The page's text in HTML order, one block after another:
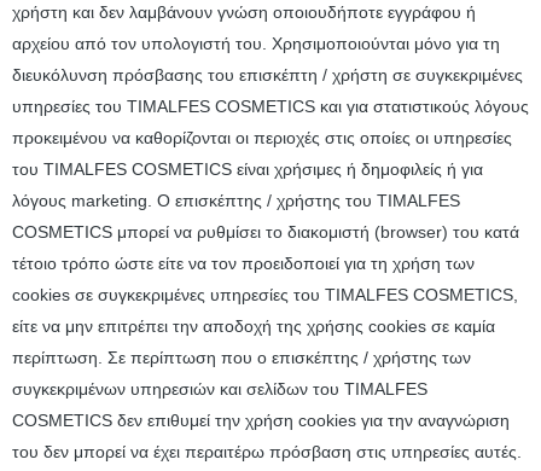
χρήστη και δεν λαμβάνουν γνώση οποιουδήποτε εγγράφου ή
αρχείου από τον υπολογιστή του. Χρησιμοποιούνται μόνο για τη
διευκόλυνση πρόσβασης του επισκέπτη / χρήστη σε συγκεκριμένες
υπηρεσίες του TIMALFES COSMETICS και για στατιστικούς λόγους
προκειμένου να καθορίζονται οι περιοχές στις οποίες οι υπηρεσίες
του TIMALFES COSMETICS είναι χρήσιμες ή δημοφιλείς ή για
λόγους marketing. Ο επισκέπτης / χρήστης του TIMALFES
COSMETICS μπορεί να ρυθμίσει το διακομιστή (browser) του κατά
τέτοιο τρόπο ώστε είτε να τον προειδοποιεί για τη χρήση των
cookies σε συγκεκριμένες υπηρεσίες του TIMALFES COSMETICS,
είτε να μην επιτρέπει την αποδοχή της χρήσης cookies σε καμία
περίπτωση. Σε περίπτωση που ο επισκέπτης / χρήστης των
συγκεκριμένων υπηρεσιών και σελίδων του TIMALFES
COSMETICS δεν επιθυμεί την χρήση cookies για την αναγνώριση
του δεν μπορεί να έχει περαιτέρω πρόσβαση στις υπηρεσίες αυτές.